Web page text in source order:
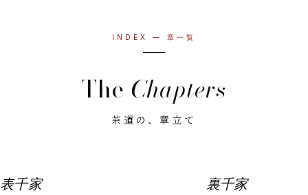
INDEX — 章一覧
The Chapters
茶道の、章立て
表千家 裏千家